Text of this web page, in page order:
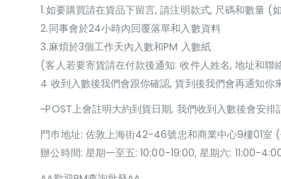
1.如要購買請在貨品下留言, 請注明款式, 尺碼和數量 (
2.同事會於24小時內回覆落單和入數資料
3.麻煩於3個工作天內入數和PM 入數紙
(客人若要寄貨請在付款後通知: 收件人姓名, 地址和聯
4 收到入數後我們會跟你確認, 貨到後我們會再通知你
~POST上會註明大約到貨日期, 我們收到入數後會安
門巿地址: 佐敦上海街42-46號忠和商業中心9樓01室
辦公時間: 星期一至五: 10:00-19:00, 星期六: 11:00-